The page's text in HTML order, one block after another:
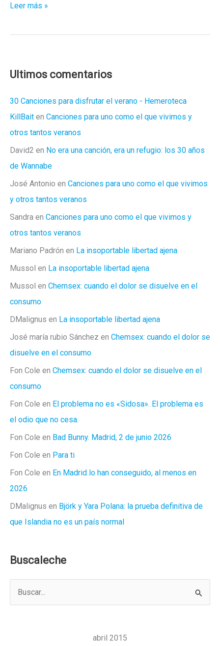
Edurne
Leer más »
Ultimos comentarios
30 Canciones para disfrutar el verano - Hemeroteca
KillBait en Canciones para uno como el que vivimos y
otros tantos veranos
David2 en No era una canción, era un refugio: los 30 años
de Wannabe
José Antonio en Canciones para uno como el que vivimos
y otros tantos veranos
Sandra en Canciones para uno como el que vivimos y
otros tantos veranos
Mariano Padrón en La insoportable libertad ajena
Mussol en La insoportable libertad ajena
Mussol en Chemsex: cuando el dolor se disuelve en el
consumo
DMalignus en La insoportable libertad ajena
José maría rubio Sánchez en Chemsex: cuando el dolor se
disuelve en el consumo
Fon Cole en Chemsex: cuando el dolor se disuelve en el
consumo
Fon Cole en El problema no es «Sidosa». El problema es
el odio que no cesa.
Fon Cole en Bad Bunny. Madrid, 2 de junio 2026
Fon Cole en Para ti
Fon Cole en En Madrid lo han conseguido, al menos en
2026
DMalignus en Björk y Yara Polana: la prueba definitiva de
que Islandia no es un país normal
Buscaleche
abril 2015